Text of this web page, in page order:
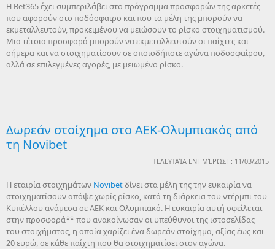
Η Bet365 έχει συμπεριλάβει στο πρόγραμμα προσφορών της αρκετές
που αφορούν στο ποδόσφαιρο και που τα μέλη της μπορούν να
εκμεταλλευτούν, προκειμένου να μειώσουν το ρίσκο στοιχηματισμού.
Μια τέτοια προσφορά μπορούν να εκμεταλλευτούν οι παίχτες και
σήμερα και να στοιχηματίσουν σε οποιοδήποτε αγώνα ποδοσφαίρου,
αλλά σε επιλεγμένες αγορές, με μειωμένο ρίσκο.
Δωρεάν στοίχημα στο ΑΕΚ-Ολυμπιακός από
τη Novibet
ΤΕΛΕΥΤΑΊΑ ΕΝΗΜΈΡΩΣΗ: 11/03/2015
Η εταιρία στοιχημάτων Novibetδίνει στα μέλη της την ευκαιρία να
στοιχηματίσουν απόψε χωρίς ρίσκο, κατά τη διάρκεια του ντέρμπι του
Κυπέλλου ανάμεσα σε ΑΕΚ και Ολυμπιακό. Η ευκαιρία αυτή οφείλεται
στην προσφορά** που ανακοίνωσαν οι υπεύθυνοι της ιστοσελίδας
του στοιχήματος, η οποία χαρίζει ένα δωρεάν στοίχημα, αξίας έως και
20 ευρώ, σε κάθε παίχτη που θα στοιχηματίσει στον αγώνα.